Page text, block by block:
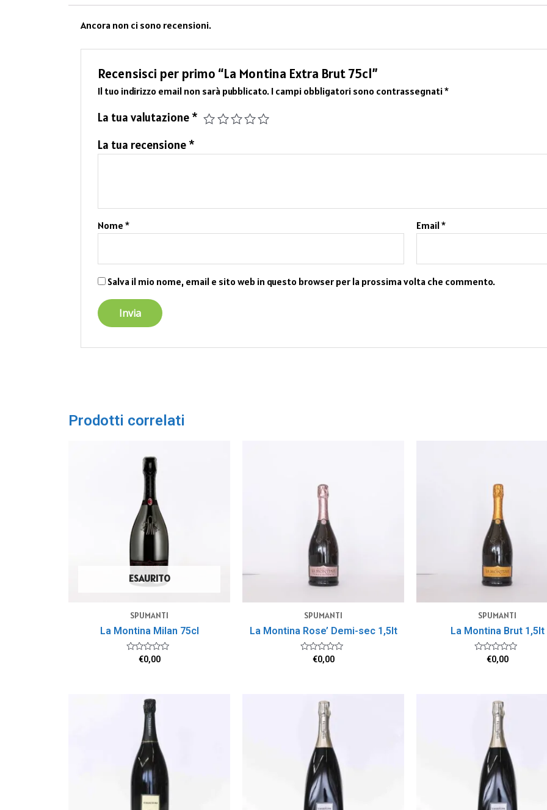
Ancora non ci sono recensioni.
Recensisci per primo “La Montina Extra Brut 75cl”
Il tuo indirizzo email non sarà pubblicato. I campi obbligatori sono contrassegnati*
La tua valutazione *
La tua recensione *
Nome * Email*
Salva il mio nome, email e sito web in questo browser per la prossima volta che commento.
Prodotti correlati
ESAURITO
SPUMANTI
La Montina Milan 75cl
Valutato
€0,00
SPUMANTI
La Montina Rose’ Demi-sec 1,5lt
Valutato
€0,00
SPUMANTI
La Montina Brut 1,5lt
Valutato
€0,00